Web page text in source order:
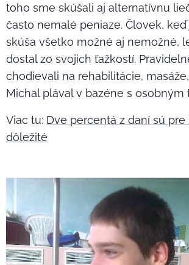
toho sme skúšali aj alternatívnu
často nemalé peniaze. Človek,
skúša všetko možné aj nemožné,
dostal zo svojich ťažkostí.
chodievali na rehabilitácie,
Michal plával v bazéne s osobným
Viac tu: Dve percentá z daní sú pre
dôležité